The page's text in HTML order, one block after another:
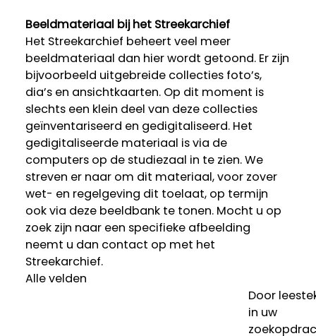
Beeldmateriaal bij het Streekarchief
Het Streekarchief beheert veel meer
beeldmateriaal dan hier wordt getoond. Er zijn
bijvoorbeeld uitgebreide collecties foto’s,
dia’s en ansichtkaarten. Op dit moment is
slechts een klein deel van deze collecties
geïnventariseerd en gedigitaliseerd. Het
gedigitaliseerde materiaal is via de
computers op de studiezaal in te zien. We
streven er naar om dit materiaal, voor zover
wet- en regelgeving dit toelaat, op termijn
ook via deze beeldbank te tonen. Mocht u op
zoek zijn naar een specifieke afbeelding
neemt u dan contact op met het
Streekarchief.
Alle velden
Door
in uw